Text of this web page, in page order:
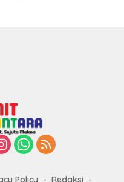
Policy Redaksi